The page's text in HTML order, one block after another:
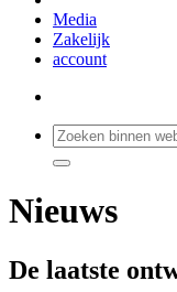
Media
Zakelijk
account
Nieuws
De laatste